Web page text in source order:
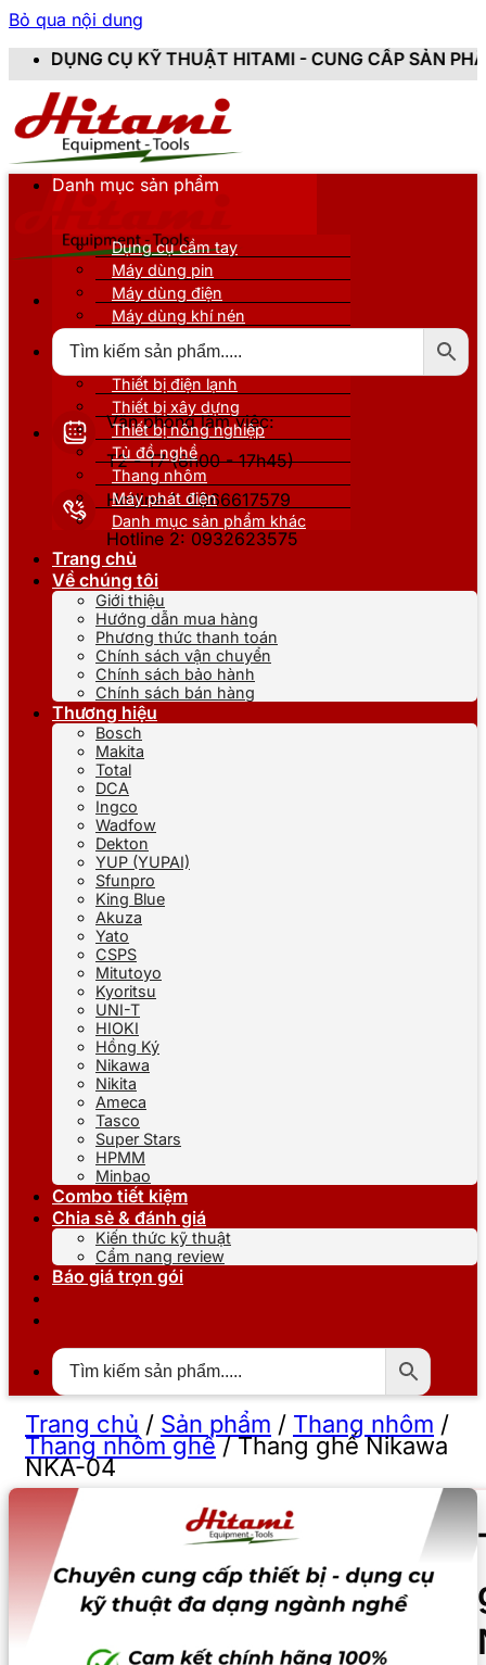
Bỏ qua nội dung
KỸ THUẬT HITAMI - CUNG CẤP SẢN PHẨM CHÍNH
Văn phòng làm việc:
T2 - T7 (8h00 - 17h45)
Hotline 1: 0866617579
Hotline 2: 0932623575
Danh mục sản phẩm
Dụng cụ cầm tay
Máy dùng pin
Máy dùng điện
Máy dùng khí nén
Thiết bị nâng đỡ
Thiết bị điện lạnh
Thiết bị xây dựng
Thiết bị nông nghiệp
Tủ đồ nghề
Thang nhôm
Máy phát điện
Danh mục sản phẩm khác
Trang chủ
Về chúng tôi
Giới thiệu
Hướng dẫn mua hàng
Phương thức thanh toán
Chính sách vận chuyển
Chính sách bảo hành
Chính sách bán hàng
Thương hiệu
Bosch
Makita
Total
DCA
Ingco
Wadfow
Dekton
YUP (YUPAI)
Sfunpro
King Blue
Akuza
Yato
CSPS
Mitutoyo
Kyoritsu
UNI-T
HIOKI
Hồng Ký
Nikawa
Nikita
Ameca
Tasco
Super Stars
HPMM
Minbao
Combo tiết kiệm
Chia sẻ & đánh giá
Kiến thức kỹ thuật
Cẩm nang review
Báo giá trọn gói
Trang chủ / Sản phẩm / Thang nhôm /
Thang nhôm ghế/Thang ghế Nikawa
NKA-04